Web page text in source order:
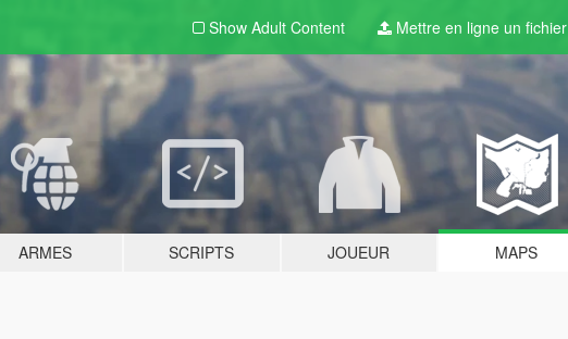
Show Adult Content Mettre en ligne un fichier
ARMES SCRIPTS JOUEUR MAPS